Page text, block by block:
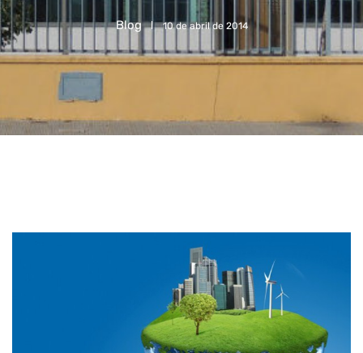
Blog 10 de abril de 2014